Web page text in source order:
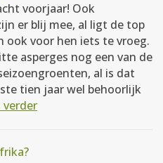
voorjaar! Ook
er blij mee, al ligt de top
ook voor hen iets te vroeg.
asperges nog een van de
al is dat
tien jaar wel behoorlijk
verder